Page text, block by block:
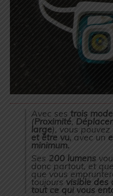
Avec ses trois
(Proximité,
large), vous
et être vu, avec un
minimum.
Ses 200 lumens
donc partout, et
que vous
toujours visible des
tout ce qui vous